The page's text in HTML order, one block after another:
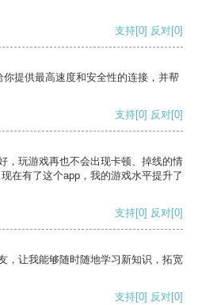
支持[0] 反对[0]
提供最高速度和安全性的连接，并帮
支持[0] 反对[0]
，玩游戏再也不会出现卡顿、掉线的情
在有了这个app，我的游戏水平提升了
支持[0] 反对[0]
，让我能够随时随地学习新知识，拓宽
支持[0] 反对[0]